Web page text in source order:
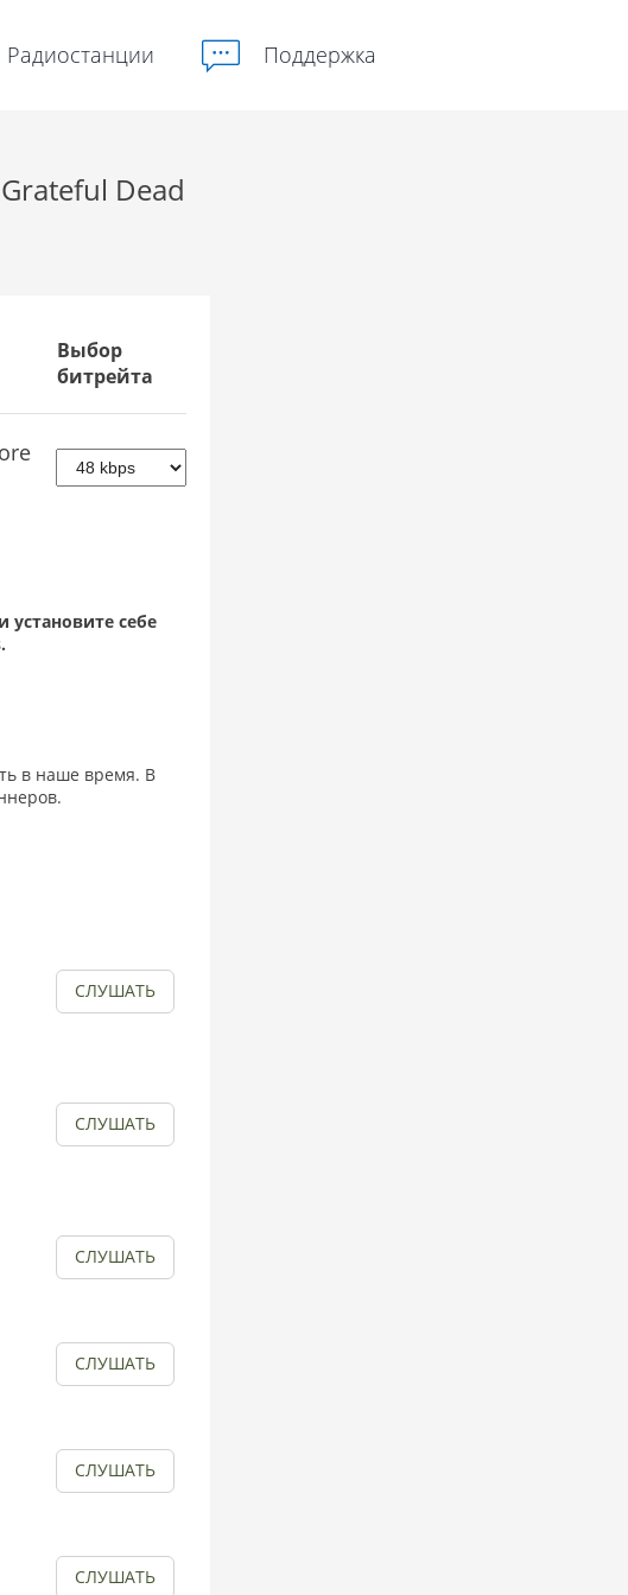
Радиостанции Поддержка
Dead
Выбор
битрейта
установите себе
в наше время. В
СЛУШАТЬ
СЛУШАТЬ
СЛУШАТЬ
СЛУШАТЬ
СЛУШАТЬ
СЛУШАТЬ